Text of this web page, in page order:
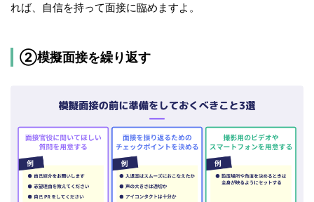
れば、自信を持って面接に臨めますよ。
②模擬面接を繰り返す